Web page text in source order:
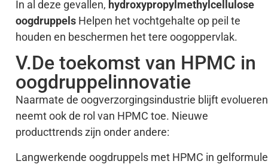
In al deze gevallen, hydroxypropylmethylcellulose
oogdruppels Helpen het vochtgehalte op peil te
houden en beschermen het tere oogoppervlak.
V.De toekomst van HPMC in
oogdruppelinnovatie
Naarmate de oogverzorgingsindustrie blijft
neemt ook de rol van HPMC toe. Nieuwe
producttrends zijn onder andere:
Langwerkende oogdruppels met HPMC in